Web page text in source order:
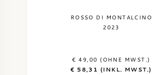
ROSSO DI MONTALCINO
2023
€ 49,00 (OHNE MWST.)
€ 58,31 (INKL. MWST.)